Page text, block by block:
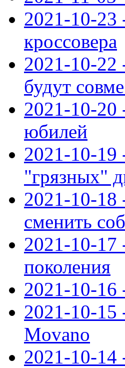
2021-10-23
кроссовера
2021-10-22
будут
2021-10-20
юбилей
2021-10-19
"грязных"
2021-10-18
сменить
2021-10-17
поколения
2021-10-16
2021-10-15
Movano
2021-10-14